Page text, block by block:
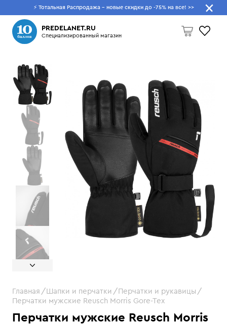
⚡ Тотальная Распродажа - новые скидки до -75% на все! >>
PREDELANET.RU
Специализированный магазин
Пусто
Что будем искать?
Перчатки мужские Reusch Morris
Главная Шапки и перчатки
Перчатки и рукавицы
Перчатки мужские Reusch Morris Gore-Tex